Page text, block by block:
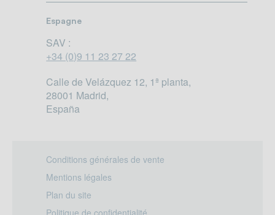
Espagne
SAV :
+34 (0)9 11 23 27 22
Calle de Velázquez 12, 1ª planta,
28001 Madrid,
España
Conditions générales de vente
Mentions légales
Plan du site
Politique de confidentialité